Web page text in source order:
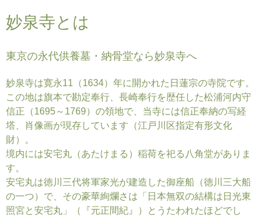
妙泉寺とは
東京の永代供養墓・納骨堂なら妙泉寺へ
妙泉寺は寛永11（1634）年に開かれた日蓮宗の寺院です。
この地は旗本で勘定奉行、長崎奉行を歴任した松浦河内守
信正（1695～1769）の領地で、当寺には信正奉納の写経
塔、
肖像画が現存しています（江戸川区指定有形文化
財）。
境内には安宅丸（あたけまる）稲荷を祀る八角堂がありま
す。
安宅丸は徳川三代将軍家光が建造した御座船（徳川三大船
の一つ）で、その豪華絢爛さは「日本無双の結構は日光東
照宮と安宅丸」（『元正間紀』）とうたわれたほどでし